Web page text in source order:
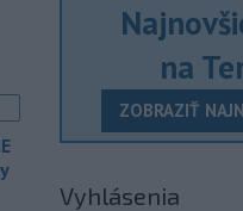
v
na
ZOBRAZIŤ
Vyhlásenia